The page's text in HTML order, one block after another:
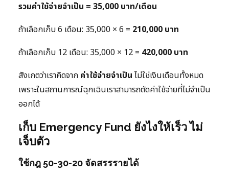
รวมค่าใช้จ่ายจำเป็น = 35,000 บาท/เดือน
ถ้าเลือกเก็บ 6 เดือน: 35,000 × 6 = 210,000 บาท
ถ้าเลือกเก็บ 12 เดือน: 35,000 × 12 = 420,000 บาท
สังเกตว่าเราคิดจาก ค่าใช้จ่ายจำเป็น ไม่ใช่เงินเดือนทั้งหมด
เพราะในสถานการณ์ฉุกเฉินเราสามารถตัดค่าใช้จ่ายที่ไม่จำเป็น
ออกได้
เก็บ Emergency Fund ยังไงให้เร็ว ไม่
เจ็บตัว
ใช้กฎ 50-30-20 จัดสรรรายได้